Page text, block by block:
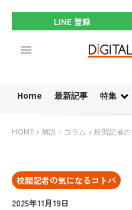
LINE 登録
Home 最新記事 特集
HOME 解説・コラム 校閲記者
校閲記者の気になるコトバ
2025年11月19日